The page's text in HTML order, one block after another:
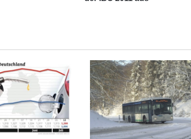
n
a
m
i
c
e
V